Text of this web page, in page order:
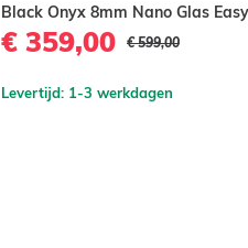
Black Onyx 8mm Nano Glas
€ 359,00 € 599,00
Levertijd: 1-3 werkdagen